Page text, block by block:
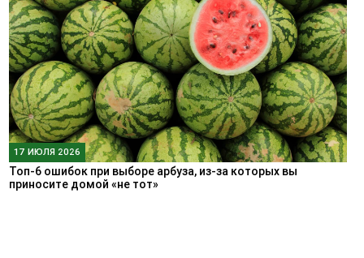
17 ИЮЛЯ 2026
Топ-6 ошибок при выборе арбуза, из-за которых вы
приносите домой «не тот»